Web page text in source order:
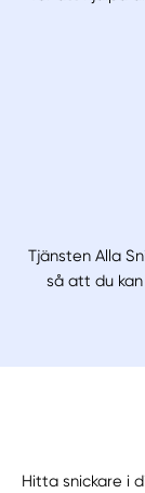
Tjänsten Alla
så att du
Hitta snickare i